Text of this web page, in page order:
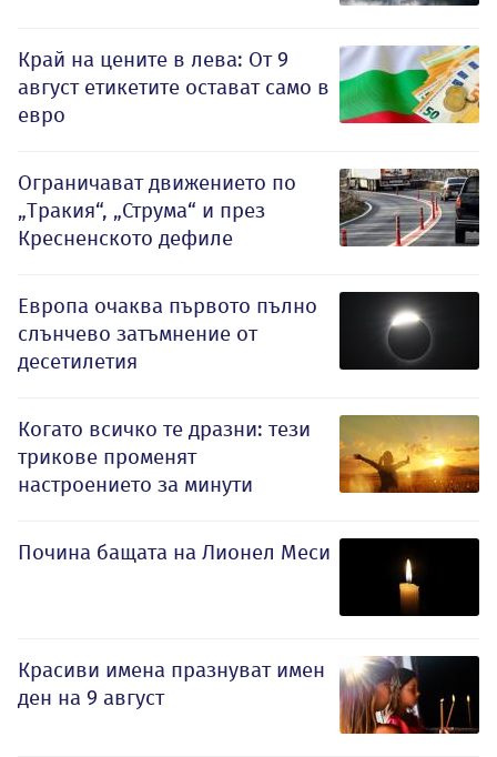
Край на цените в лева: От 9
август етикетите остават само в
евро
Ограничават движението по
„Тракия“, „Струма“ и през
Кресненското дефиле
Европа очаква първото пълно
слънчево затъмнение от
десетилетия
Когато всичко те дразни: тези
трикове променят
настроението за минути
Почина бащата на Лионел Меси
Красиви имена празнуват имен
ден на 9 август